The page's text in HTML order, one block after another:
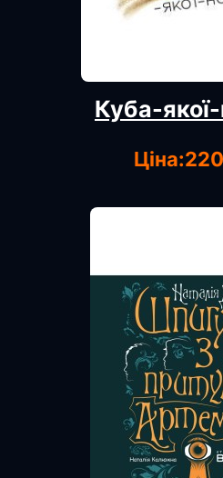
Куба-
Ціна: